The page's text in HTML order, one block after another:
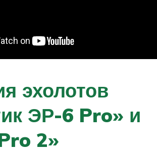
эхолотов
ЭР-6 Pro» и
2»